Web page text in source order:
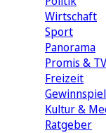
Wirtschaft
Sport
Panorama
Promis & TV
Freizeit
Kultur &
Ratgeber